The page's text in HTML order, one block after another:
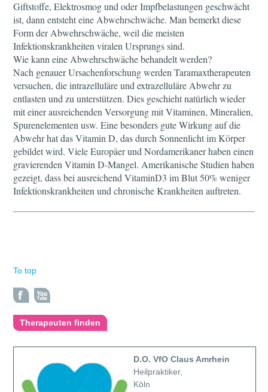
Giftstoffe, Elektrosmog und oder Impfbelastungen geschwächt
ist, dann entsteht eine Abwehrschwäche. Man bemerkt diese
Form der Abwehrschwäche, weil die meisten
Infektionskrankheiten viralen Ursprungs sind.
Wie kann eine Abwehrschwäche behandelt werden?
Nach genauer Ursachenforschung werden Taramaxtherapeuten
versuchen, die intrazelluläre und extrazelluläre Abwehr zu
entlasten und zu unterstützen. Dies geschieht natürlich wieder
mit einer ausreichenden Versorgung mit Vitaminen, Mineralien,
Spurenelementen usw. Eine besonders gute Wirkung auf die
Abwehr hat das Vitamin D, das durch Sonnenlicht im Körper
gebildet wird. Viele Europäer und Nordamerikaner haben einen
gravierenden Vitamin D-Mangel. Amerikanische Studien haben
gezeigt, dass bei ausreichend VitaminD3 im Blut 50% weniger
Infektionskrankheiten und chronische Krankheiten auftreten.
To top
Therapeuten finden
D.O. VfO Claus Amrhein
Heilpraktiker,
Köln